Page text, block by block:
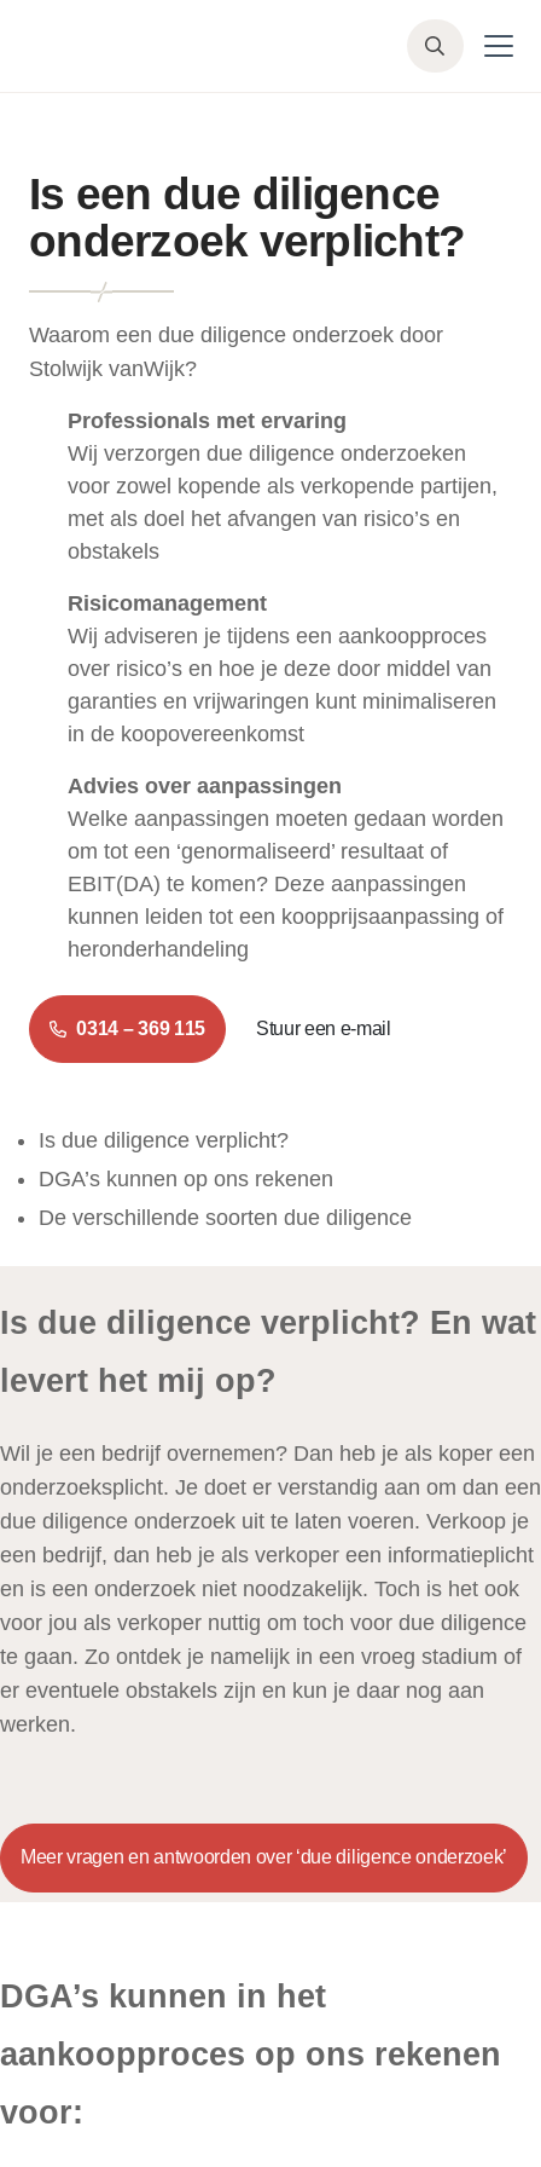
Z
n
Is een due diligence
onderzoek verplicht?
Waarom een due diligence onderzoek door
Stolwijk vanWijk?
Professionals met ervaring
Wij verzorgen due diligence onderzoeken
voor zowel kopende als verkopende partijen,
met als doel het afvangen van risico’s en
obstakels
Risicomanagement
Wij adviseren je tijdens een aankoopproces
over risico’s en hoe je deze door middel van
garanties en vrijwaringen kunt minimaliseren
in de koopovereenkomst
Advies over aanpassingen
Welke aanpassingen moeten gedaan worden
om tot een ‘genormaliseerd’ resultaat of
EBIT(DA) te komen? Deze aanpassingen
kunnen leiden tot een koopprijsaanpassing of
heronderhandeling
0314 – 369 115 Stuur een e-mail
Is due diligence verplicht?
DGA’s kunnen op ons rekenen
De verschillende soorten due diligence
Is due diligence verplicht? En wat
levert het mij op?
Wil je een bedrijf overnemen? Dan heb je als koper een
onderzoeksplicht. Je doet er verstandig aan om dan een
due diligence onderzoek uit te laten voeren. Verkoop je
een bedrijf, dan heb je als verkoper een informatieplicht
en is een onderzoek niet noodzakelijk. Toch is het ook
voor jou als verkoper nuttig om toch voor due diligence
te gaan. Zo ontdek je namelijk in een vroeg stadium of
er eventuele obstakels zijn en kun je daar nog aan
werken.
Meer vragen en antwoorden over ‘due diligence onderzoek’
DGA’s kunnen in het
aankoopproces op ons rekenen
voor: